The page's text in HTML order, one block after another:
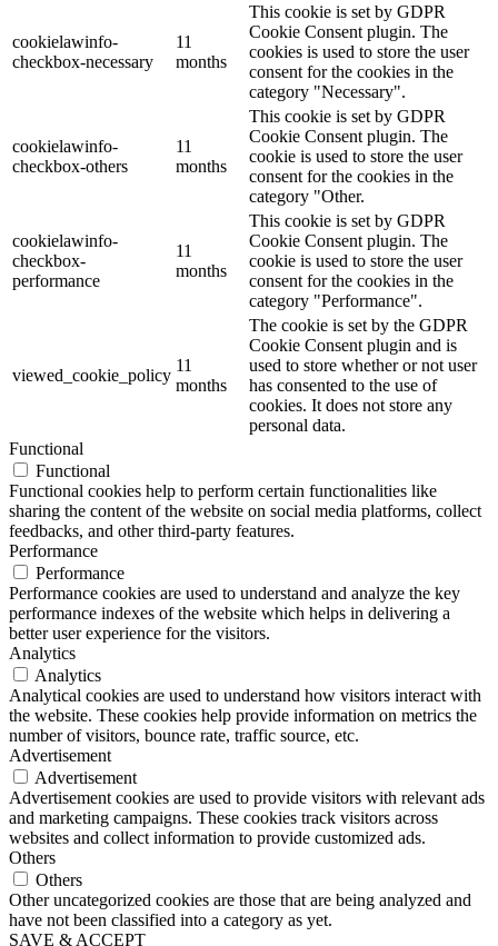
cookielawinfo-
checkbox-necessary
11
months
This cookie is set by GDPR
Cookie Consent plugin. The
cookies is used to store the user
consent for the cookies in the
category "Necessary".
cookielawinfo-
checkbox-others
11
months
This cookie is set by GDPR
Cookie Consent plugin. The
cookie is used to store the user
consent for the cookies in the
category "Other.
cookielawinfo-
checkbox-
performance
11
months
This cookie is set by GDPR
Cookie Consent plugin. The
cookie is used to store the user
consent for the cookies in the
category "Performance".
viewed_cookie_policy
11
months
The cookie is set by the GDPR
Cookie Consent plugin and is
used to store whether or not user
has consented to the use of
cookies. It does not store any
personal data.
Functional
Functional
Functional cookies help to perform certain functionalities like
sharing the content of the website on social media platforms, collect
feedbacks, and other third-party features.
Performance
Performance
Performance cookies are used to understand and analyze the key
performance indexes of the website which helps in delivering a
better user experience for the visitors.
Analytics
Analytics
Analytical cookies are used to understand how visitors interact with
the website. These cookies help provide information on metrics the
number of visitors, bounce rate, traffic source, etc.
Advertisement
Advertisement
Advertisement cookies are used to provide visitors with relevant ads
and marketing campaigns. These cookies track visitors across
websites and collect information to provide customized ads.
Others
Others
Other uncategorized cookies are those that are being analyzed and
have not been classified into a category as yet.
SAVE & ACCEPT